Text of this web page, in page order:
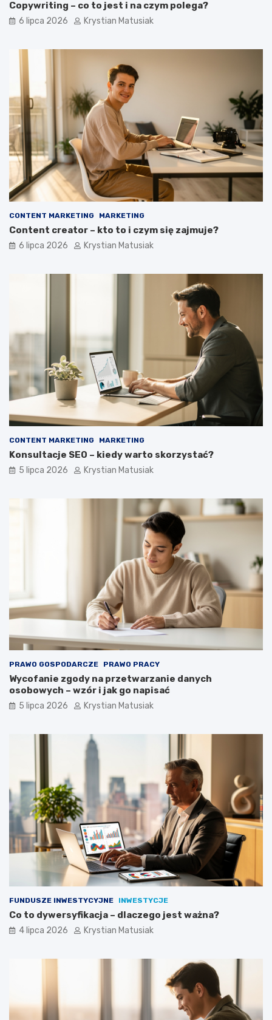
Copywriting – co to jest i na czym polega?
6 lipca 2026 Krystian Matusiak
CONTENT MARKETING MARKETING
Content creator – kto to i czym się zajmuje?
6 lipca 2026 Krystian Matusiak
CONTENT MARKETING MARKETING
Konsultacje SEO – kiedy warto skorzystać?
5 lipca 2026 Krystian Matusiak
PRAWO GOSPODARCZE PRAWO PRACY
Wycofanie zgody na przetwarzanie danych
osobowych – wzór i jak go napisać
5 lipca 2026 Krystian Matusiak
FUNDUSZE INWESTYCYJNE INWESTYCJE
Co to dywersyfikacja – dlaczego jest ważna?
4 lipca 2026 Krystian Matusiak